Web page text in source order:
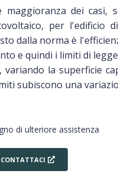
dei casi,
per l'edificio
dalla norma è
e quindi i limiti di
la superficie
subiscono una
di ulteriore assistenza
CONTATTACI